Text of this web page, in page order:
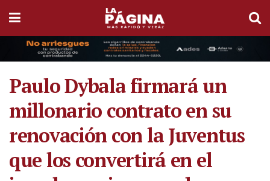
Paulo Dybala firmará un
millonario contrato en su
renovación con la Juventus
que los convertirá en el